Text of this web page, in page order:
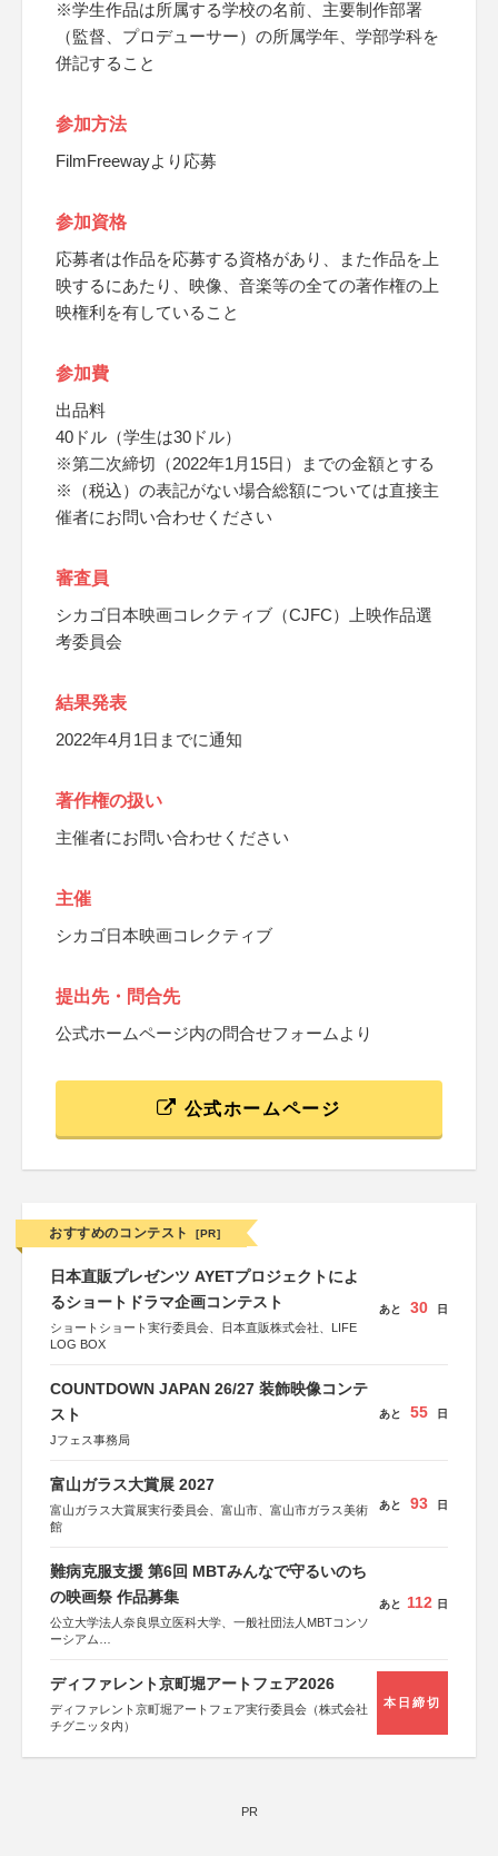
※学生作品は所属する学校の名前、主要制作部署
（監督、プロデューサー）の所属学年、学部学科を
併記すること
参加方法
FilmFreewayより応募
参加資格
応募者は作品を応募する資格があり、また作品を上
映するにあたり、映像、音楽等の全ての著作権の上
映権利を有していること
参加費
出品料
40ドル（学生は30ドル）
※第二次締切（2022年1月15日）までの金額とする
※（税込）の表記がない場合総額については直接主
催者にお問い合わせください
審査員
シカゴ日本映画コレクティブ（CJFC）上映作品選
考委員会
結果発表
2022年4月1日までに通知
著作権の扱い
主催者にお問い合わせください
主催
シカゴ日本映画コレクティブ
提出先・問合先
公式ホームページ内の問合せフォームより
公式ホームページ
おすすめのコンテスト [PR]
日本直販プレゼンツ AYETプロジェクトによ
るショートドラマ企画コンテスト
ショートショート実行委員会、日本直販株式会社、LIFE
LOG BOX
あと 30 日
COUNTDOWN JAPAN 26/27 装飾映像コンテ
スト
Jフェス事務局
あと 55 日
富山ガラス大賞展 2027
富山ガラス大賞展実行委員会、富山市、富山市ガラス美術
館
あと 93 日
難病克服支援 第6回 MBTみんなで守るいのち
の映画祭 作品募集
公立大学法人奈良県立医科大学、一般社団法人MBTコンソ
ーシアム
後援：厚生労働省
文部科学省
奈良県
関西経済連合会
あと 112 日
ディファレント京町堀アートフェア2026
ディファレント京町堀アートフェア実行委員会（株式会社
チグニッタ内）
本日締切
PR